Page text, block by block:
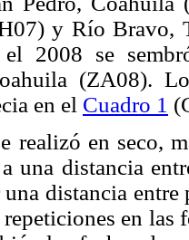
y Río Bravo,
2008 se
(ZA08).
en el Cuadro 1
realizó en seco,
una distancia
una distancia
en las